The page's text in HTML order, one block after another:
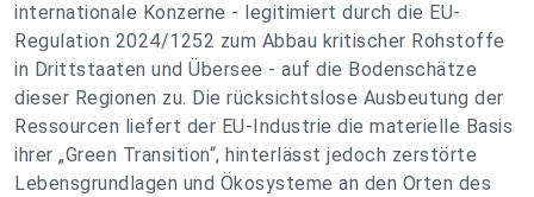
internationale Konzerne - legitimiert durch die EU-
Regulation 2024/1252 zum Abbau kritischer Rohstoffe
in Drittstaaten und Übersee - auf die Bodenschätze
dieser Regionen zu. Die rücksichtslose Ausbeutung der
Ressourcen liefert der EU-Industrie die materielle Basis
ihrer „Green Transition“, hinterlässt jedoch zerstörte
Lebensgrundlagen und Ökosysteme an den Orten des